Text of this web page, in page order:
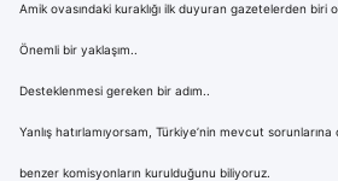
Amik ovasındaki kuraklığı ilk duyuran gazetelerden biri
Önemli bir yaklaşım..
Desteklenmesi gereken bir adım..
Yanlış hatırlamıyorsam, Türkiye’nin mevcut
benzer komisyonların kurulduğunu biliyoruz.